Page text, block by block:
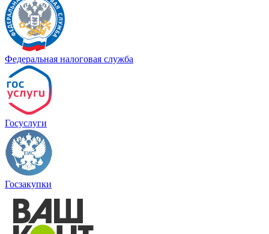
Федеральная налоговая служба
Госуслуги
Госзакупки